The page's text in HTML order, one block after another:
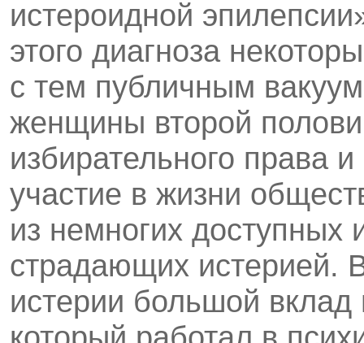
истероидной
этого диагноза
с тем публичным
женщины второй
избирательного права
участие в жизни
из немногих
страдающих истерией.
истерии большой